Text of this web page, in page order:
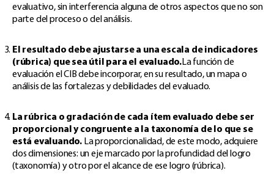
evaluativo, sin interferencia alguna de otros aspectos que no son
parte del proceso o del análisis.
El resultado debe ajustarse a una escala de indicadores
(rúbrica) que sea útil para el evaluado.La función de
evaluación el CIB debe incorporar, en su resultado, un mapa o
análisis de las fortalezas y debilidades del evaluado.
La rúbrica o gradación de cada ítem evaluado debe ser
proporcional y congruente a la taxonomía de lo que se
está evaluando. La proporcionalidad, de este modo, adquiere
dos dimensiones: un eje marcado por la profundidad del logro
(taxonomía) y otro por el alcance de ese logro (rúbrica).